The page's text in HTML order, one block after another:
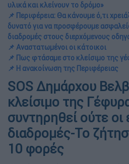
υλικά και κλείνουν το δρόμο»
📌 Περιφέρεια: Θα κάνουμε ό,τι
δυνατό για να προσφέρουμε
διαδρομές στους διερχόμενους
📌 Αναστατωμένοι οι κάτοικοι
📌 Πως φτάσαμε στο κλείσιμο της
📌 Η ανακοίνωση της Περιφέρειας
SOS Δημάρχου
κλείσιμο της
συντηρηθεί ούτε οι
διαδρομές-Το
10 φορές